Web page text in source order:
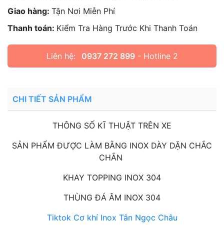
Giao hàng: Tận Nơi Miễn Phí
Thanh toán: Kiểm Tra Hàng Trước Khi Thanh Toán
Liên hệ: 0937 272 899- Hotline 2
CHI TIẾT SẢN PHẨM
THÔNG SỐ KĨ THUẬT TRÊN XE
SẢN PHẨM ĐƯỢC LÀM BẰNG INOX DÀY DẶN CHẮC
CHẮN
KHAY TOPPING INOX 304
THÙNG ĐÁ ÂM INOX 304
Tiktok Cơ khí Inox Tân Ngọc Châu